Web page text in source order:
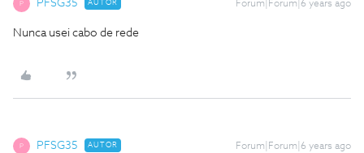
P PFSG35 AUTOR Forum|Forum|6 years ago
Nunca usei cabo de rede
P PFSG35 AUTOR Forum|Forum|6 years ago